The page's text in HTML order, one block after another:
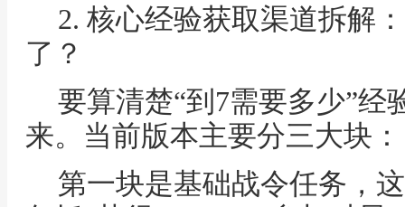
2. 核心经验获取渠道拆解
了？
要算清楚“到7需要多少”经
来。当前版本主要分三大块：
第一块是基础战令任务，